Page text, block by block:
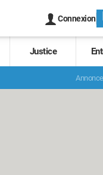
Connexion
Justice